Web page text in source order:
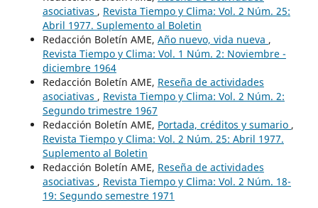
asociativas , Revista Tiempo y Clima: Vol. 2 Núm. 25:
Abril 1977. Suplemento al Boletin
Redacción Boletín AME, Año nuevo, vida nueva ,
Revista Tiempo y Clima: Vol. 1 Núm. 2: Noviembre -
diciembre 1964
Redacción Boletín AME, Reseña de actividades
asociativas , Revista Tiempo y Clima: Vol. 2 Núm. 2:
Segundo trimestre 1967
Redacción Boletín AME, Portada, créditos y sumario ,
Revista Tiempo y Clima: Vol. 2 Núm. 25: Abril 1977.
Suplemento al Boletin
Redacción Boletín AME, Reseña de actividades
asociativas , Revista Tiempo y Clima: Vol. 2 Núm. 18-
19: Segundo semestre 1971